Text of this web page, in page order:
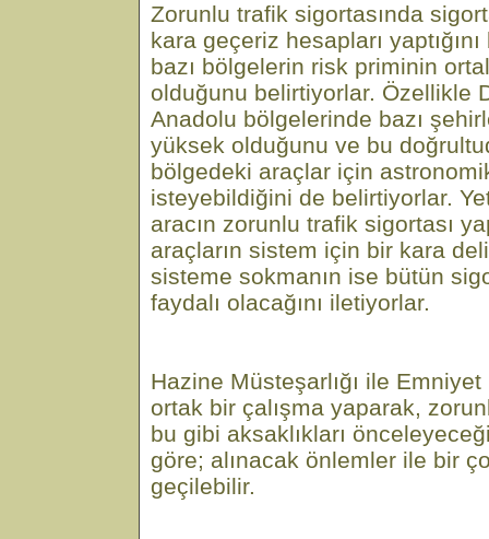
Zorunlu trafik sigortasında
kara geçeriz hesapları
bazı bölgelerin risk priminin
olduğunu belirtiyorlar. Özellikle
Anadolu bölgelerinde bazı
yüksek olduğunu ve bu
bölgedeki araçlar için
isteyebildiğini de belirtiyorlar.
aracın zorunlu trafik sigortası
araçların sistem için bir kara
sisteme sokmanın ise bütün
faydalı olacağını iletiyorlar.
Hazine Müsteşarlığı ile
ortak bir çalışma yaparak,
bu gibi aksaklıkları
göre; alınacak önlemler ile bir
geçilebilir.